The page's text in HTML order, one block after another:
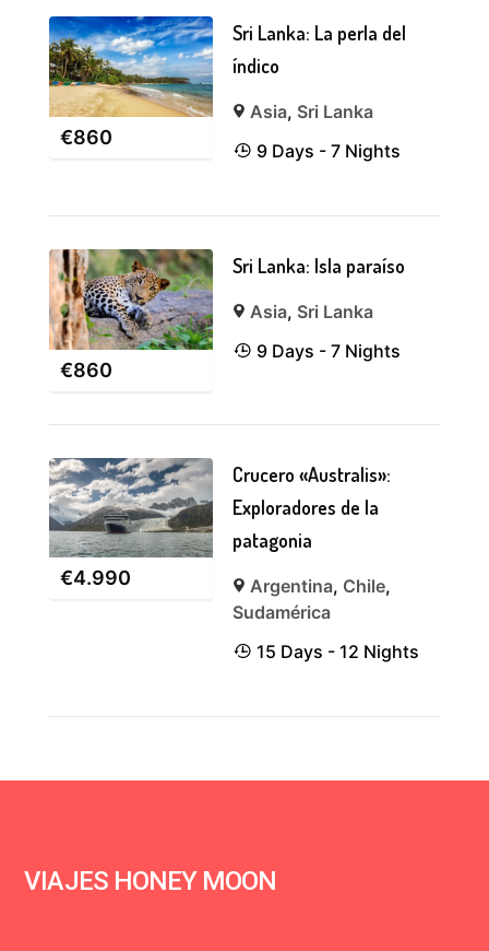
€860
Sri Lanka: La perla del
índico
Asia, Sri Lanka
9 Days - 7 Nights
€860
Sri Lanka: Isla paraíso
Asia, Sri Lanka
9 Days - 7 Nights
€4.990
Crucero «Australis»:
Exploradores de la
patagonia
Argentina, Chile,
Sudamérica
15 Days - 12 Nights
VIAJES HONEY MOON